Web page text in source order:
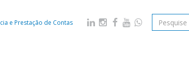
e Prestação de Contas